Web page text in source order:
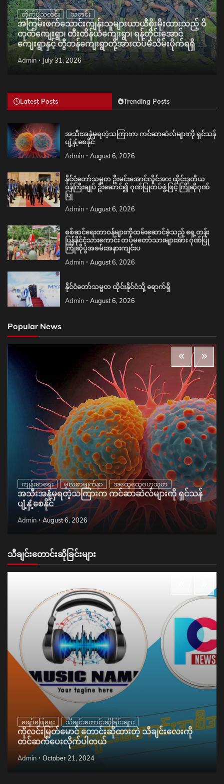
တိုက်ပွဲသတင်း သတင်း
အကြမ်းဖက်သောင်းကျန်းသူများယာယီစိုးမိုးထားသည့် ဝိ
တုတ်ကျေးရွာ၊ တီးတိန်ယံကျေးရွာ၊ ရန်တိုင်းအောင်
ကျေးရွာနှင့် တွီဘန်ကျေးရွာတို့အားထပ်မံသိမ်းပိုက်ရရှိ
Admin July 31, 2026
Latest Posts Trending Posts
အသီးအနှံမှရတဲ့သကြားက ကင်ဆာဆဲလ်များကို ရှင်သန်
ပျံ့နှံ့စေနိုင်
Admin August 6, 2026
နိုင်ငံတော်သမ္မတ ဦးမင်းအောင်လှိုင်အား ထိုင်းဒုတိယ
ဝန်ကြီးချုပ် ဦးဆောင်၍ ဂုဏ်ပြုတပ်ဖွဲ့ဖြင့် ကြိုဆိုဂုဏ်
ပြု
Admin August 6, 2026
စစ်ဆင်ရေးတာဝန်များကိုထမ်းဆောင်ခဲ့သည့် ရှေ့တန်း
ပြန်နိုင်ငံ့သားကောင်း တပ်မတော်သားများအား ဂုဏ်ပြု
ကြိုဆိုပွဲအခမ်းအနားကျင်းပ
Admin August 6, 2026
နိုင်ငံတော်သမ္မတ ထိုင်းနိုင်ငံသို့ ရောက်ရှိ
Admin August 6, 2026
Popular News
ကျန်းမာရေး မူလစာမျက်နှာ အထွေထွေဗဟုသုတ
အသီးအနှံမှရတဲ့သကြားက ကင်ဆာဆဲလ်များကို ရှင်သန်
ပျံ့နှံ့စေနိုင်
Admin August 6, 2026
သီချင်းတောင်းဆိုခြင်းများ
ဖျော်ဖြေရေး သီချင်းတောင်းဆိုခြင်းများ
ကိုလင်းမြတ်မောင် တောင်းဆိုထားတဲ့ သီချင်းလေးကို
တင်ဆက်ပေးလိုက်ပါတယ်
Admin October 21, 2024